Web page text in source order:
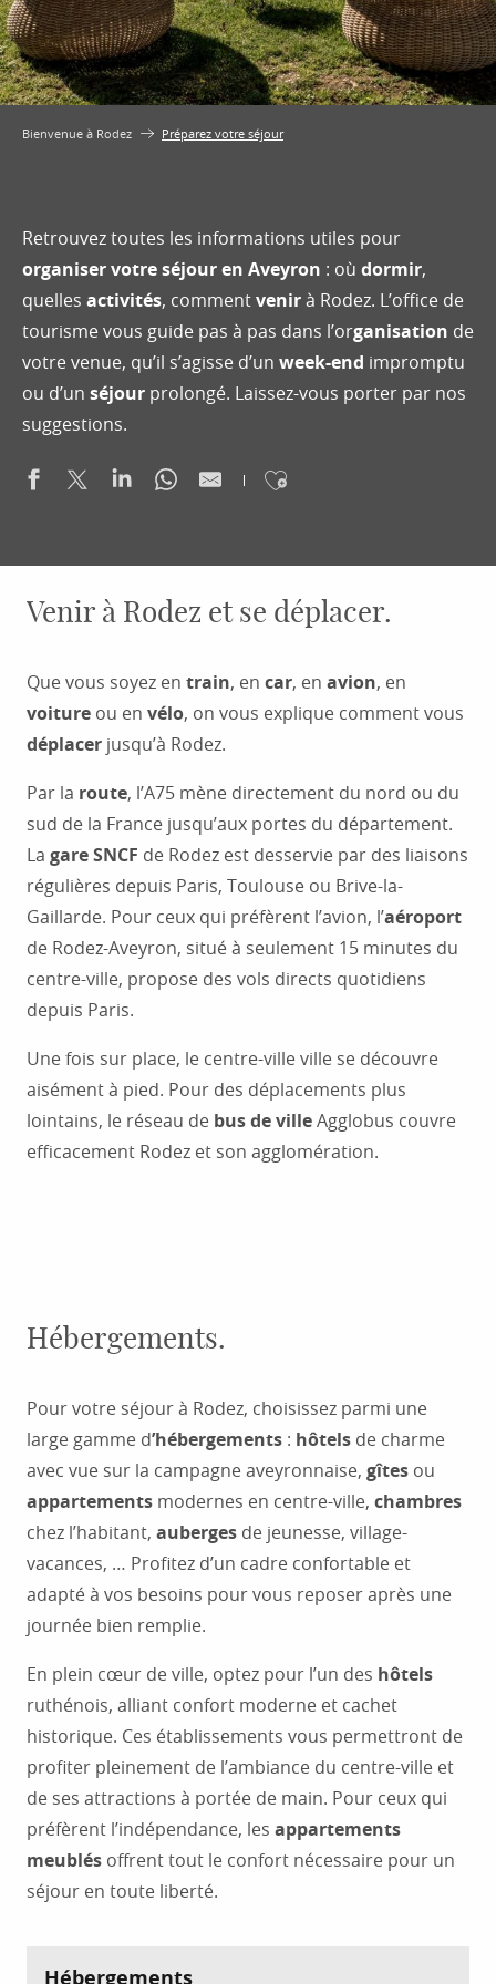
Bienvenue à Rodez Préparez votre séjour
Retrouvez toutes les informations utiles pour
organiser votre séjour en Aveyron : où dormir,
quelles activités, commentvenirà Rodez. L’office de
tourisme vous guide pas à pas dans l’organisation de
votre venue, qu’il s’agisse d’un week-end impromptu
ou d’un séjour prolongé. Laissez-vous porter par nos
suggestions.
Venir à Rodez et se déplacer.
Que vous soyez en train, en car, en avion, en
voiture ou en vélo, on vous explique comment vous
déplacer jusqu’à Rodez.
Par la route, l’A75 mène directement du nord ou du
sud de la France jusqu’aux portes du département.
La gare SNCF de Rodez est desservie par des liaisons
régulières depuis Paris, Toulouse ou Brive-la-
Gaillarde. Pour ceux qui préfèrent l’avion, l’aéroport
de Rodez-Aveyron, situé à seulement 15 minutes du
centre-ville, propose des vols directs quotidiens
depuis Paris.
Une fois sur place, le centre-ville ville se découvre
aisément à pied. Pour des déplacements plus
lointains, le réseau de bus de villeAgglobus couvre
efficacement Rodez et son agglomération.
Hébergements.
Pour votre séjour à Rodez, choisissez parmi une
large gamme d’hébergements : hôtels de charme
avec vue sur la campagne aveyronnaise, gîtes ou
appartements modernes en centre-ville, chambres
chez l’habitant, auberges de jeunesse, village-
vacances, … Profitez d’un cadre confortable et
adapté à vos besoins pour vous reposer après une
journée bien remplie.
En plein cœur de ville, optez pour l’un des hôtels
ruthénois, alliant confort moderne et cachet
historique. Ces établissements vous permettront de
profiter pleinement de l’ambiance du centre-ville et
de ses attractions à portée de main. Pour ceux qui
préfèrent l’indépendance, les appartements
meublés offrent tout le confort nécessaire pour un
séjour en toute liberté.
Hébergements